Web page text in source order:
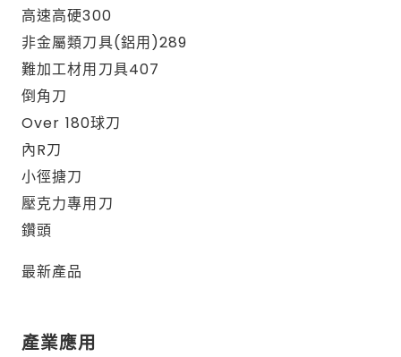
高速高硬300
非金屬類刀具(鋁用)289
難加工材用刀具407
倒角刀
Over 180球刀
內R刀
小徑搪刀
壓克力專用刀
鑽頭
最新產品
產業應用